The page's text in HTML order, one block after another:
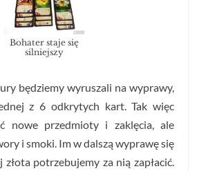
Bohater staje się
silniejszy
będziemy wyruszali na wyprawy,
z 6 odkrytych kart. Tak więc
nowe przedmioty i zaklęcia, ale
i smoki. Im w dalszą wyprawę się
potrzebujemy za nią zapłacić.